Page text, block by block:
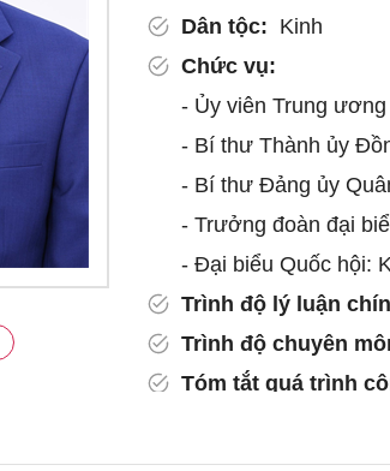
Dân tộc: Kinh
Chức vụ:
- Ủy viên Trung
- Bí thư Thành ủy
- Bí thư Đảng ủy
- Trưởng đoàn đại
- Đại biểu Quốc hội:
Trình độ lý luận
Trình độ chuyên
Tóm tắt quá trình